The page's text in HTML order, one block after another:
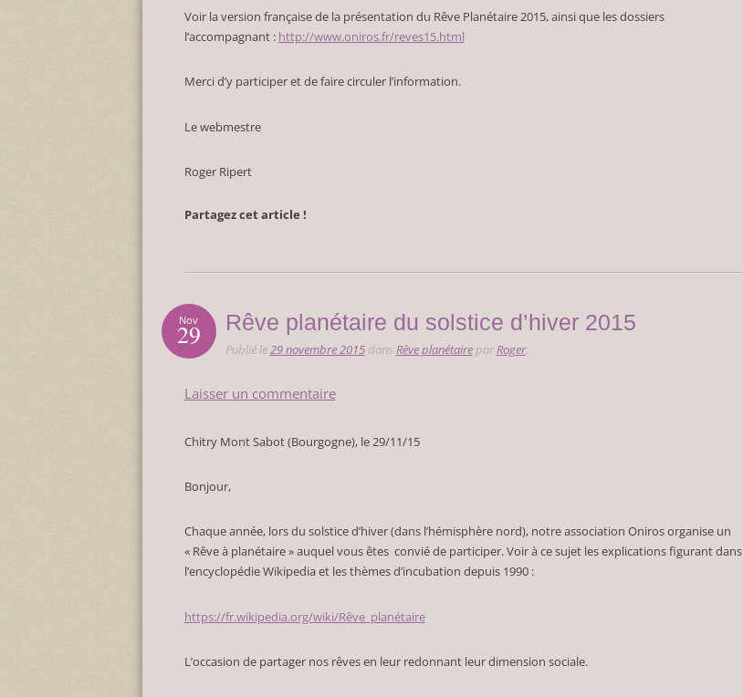
Voir la version française de la présentation du Rêve Planétaire 2015, ainsi que les dossiers
l’accompagnant : http://www.oniros.fr/reves15.html
Merci d’y participer et de faire circuler l’information.
Le webmestre
Roger Ripert
Partagez cet article !
Nov
29 Rêve planétaire du solstice d’hiver 2015
Publié le29 novembre 2015dans Rêve planétaireparRoger.
Laisser un commentaire
Chitry Mont Sabot (Bourgogne), le 29/11/15
Bonjour,
Chaque année, lors du solstice d’hiver (dans l’hémisphère nord), notre association Oniros organise un
« Rêve à planétaire » auquel vous êtes convié de participer. Voir à ce sujet les explications figurant dans
l’encyclopédie Wikipedia et les thèmes d’incubation depuis 1990 :
https://fr.wikipedia.org/wiki/Rêve_planétaire
L’occasion de partager nos rêves en leur redonnant leur dimension sociale.